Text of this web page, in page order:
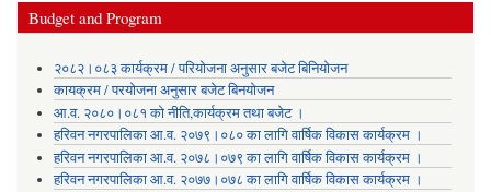
Budget and Program
२०८२।०८३ कार्यक्रम / परियोजना अनुसार बजेट बिनियोजन
कायक्रम / परयोजना अनुसार बजेट बिनयोजन
आ.व. २०८०।०८१ को नीति,कार्यक्रम तथा बजेट ।
हरिवन नगरपालिका आ‍.व. २०७९।०८० का लागि वार्षिक विकास कार्यक्रम ।
हरिवन नगरपालिका आ‍.व. २०७८।०७९ का लागि वार्षिक विकास कार्यक्रम ।
हरिवन नगरपालिका आ‍.व. २०७७।०७८ का लागि वार्षिक विकास कार्यक्रम ।